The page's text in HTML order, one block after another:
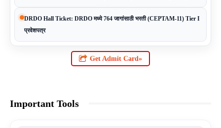
DRDO Hall Ticket: DRDO मध्ये 764 जागांसाठी भरती (CEPTAM-11) Tier I
प्रवेशपत्र
Get Admit Card»
Important Tools